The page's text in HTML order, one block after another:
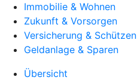
Immobilie & Wohnen
Zukunft & Vorsorgen
Versicherung & Schützen
Geldanlage & Sparen
Übersicht